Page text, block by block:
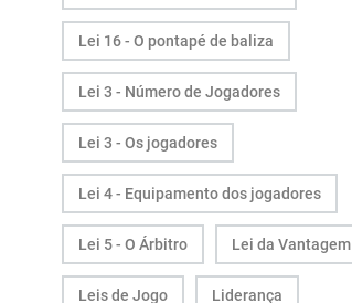
Lei 16 - O pontapé de baliza
Lei 3 - Número de Jogadores
Lei 3 - Os jogadores
Lei 4 - Equipamento dos jogadores
Lei 5 - O Árbitro Lei da Vantagem
Leis de Jogo Liderança